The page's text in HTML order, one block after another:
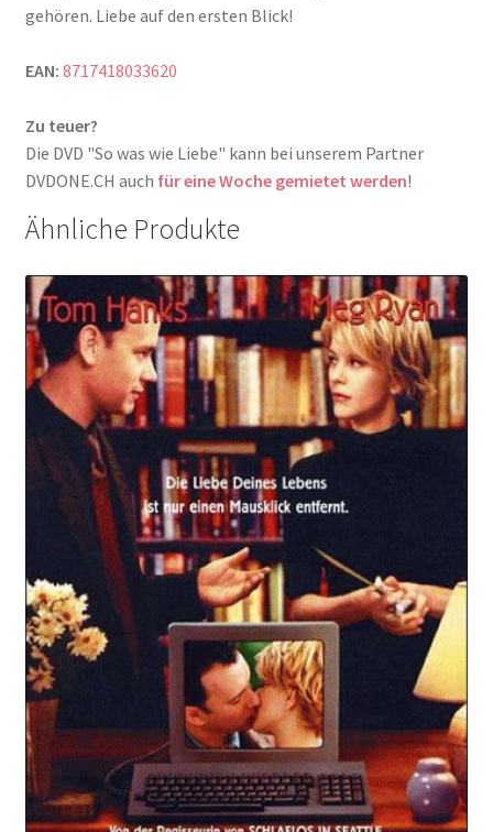
gehören. Liebe auf den ersten Blick!
EAN: 8717418033620
Zu teuer?
Die DVD "So was wie Liebe" kann bei unserem Partner
DVDONE.CH auch für eine Woche gemietet werden!
Ähnliche Produkte